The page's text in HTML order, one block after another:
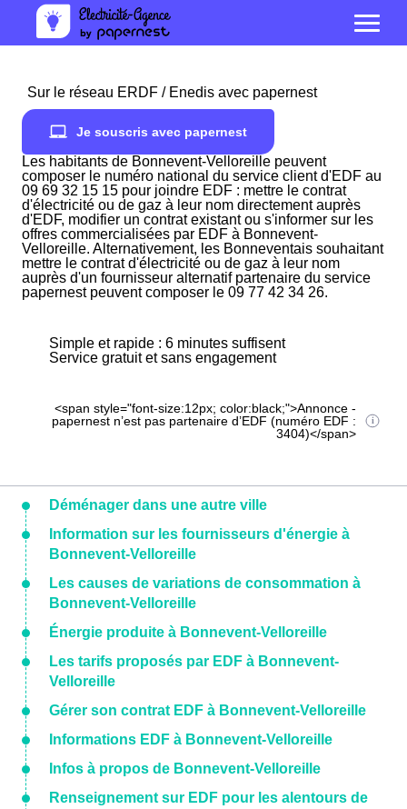
Sur le réseau ERDF / Enedis avec papernest
Je souscris avec papernest
Les habitants de Bonnevent-Velloreille peuvent
composer le numéro national du service client d'EDF au
09 69 32 15 15 pour joindre EDF : mettre le contrat
d'électricité ou de gaz à leur nom directement auprès
d'EDF, modifier un contrat existant ou s'informer sur les
offres commercialisées par EDF à Bonnevent-
Velloreille. Alternativement, les Bonneventais souhaitant
mettre le contrat d'électricité ou de gaz à leur nom
auprès d'un fournisseur alternatif partenaire du service
papernest peuvent composer le 09 77 42 34 26.
Simple et rapide : 6 minutes suffisent
Service gratuit et sans engagement
<span style="font-size:12px; color:black;">Annonce -
papernest n’est pas partenaire d’EDF (numéro EDF :
3404)</span>
Déménager dans une autre ville
Information sur les fournisseurs d'énergie à
Bonnevent-Velloreille
Les causes de variations de consommation à
Bonnevent-Velloreille
Énergie produite à Bonnevent-Velloreille
Les tarifs proposés par EDF à Bonnevent-
Velloreille
Gérer son contrat EDF à Bonnevent-Velloreille
Informations EDF à Bonnevent-Velloreille
Infos à propos de Bonnevent-Velloreille
Renseignement sur EDF pour les alentours de